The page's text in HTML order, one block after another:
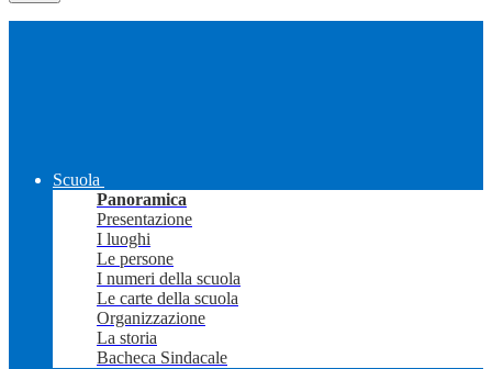
Scuola
Panoramica
Presentazione
I luoghi
Le persone
I numeri della scuola
Le carte della scuola
Organizzazione
La storia
Bacheca Sindacale